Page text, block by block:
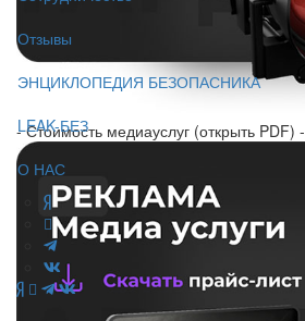
Отзывы
ЭНЦИКЛОПЕДИЯ БЕЗОПАСНИКА
LEAK-БЕЗ
О НАС
- Стоимость медиауслуг (открыть PDF) -